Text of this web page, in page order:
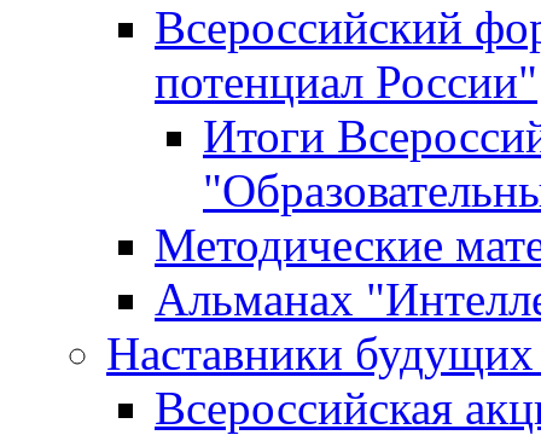
Всероссийский
потенциал России"
Итоги
Методические
Альманах
Наставники
Всероссийская